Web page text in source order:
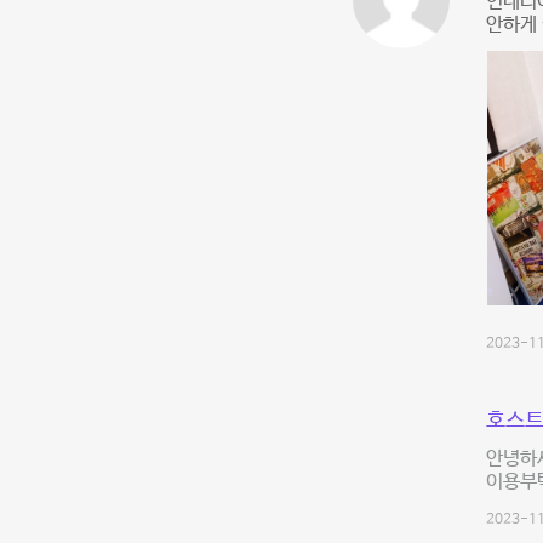
안하게
2023-
호스
안녕하
이용
2023-